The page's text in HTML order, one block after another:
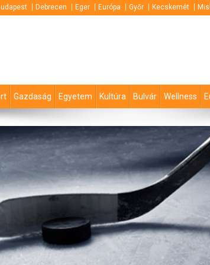
Debrecen Eger Európa Győr Kecskemét
Gazdaság Egyetem Kultúra Bulvár Wellness